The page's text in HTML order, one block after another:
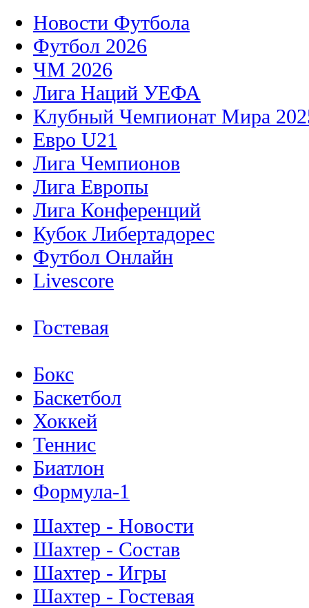
Новости Футбола
Футбол 2026
ЧМ 2026
Лига Наций УЕФА
Клубный Чемпионат Мира
Евро U21
Лига Чемпионов
Лига Европы
Лига Конференций
Кубок Либертадорес
Футбол Онлайн
Livescore
Гостевая
Бокс
Баскетбол
Хоккей
Теннис
Биатлон
Формула-1
Шахтер - Новости
Шахтер - Состав
Шахтер - Игры
Шахтер - Гостевая